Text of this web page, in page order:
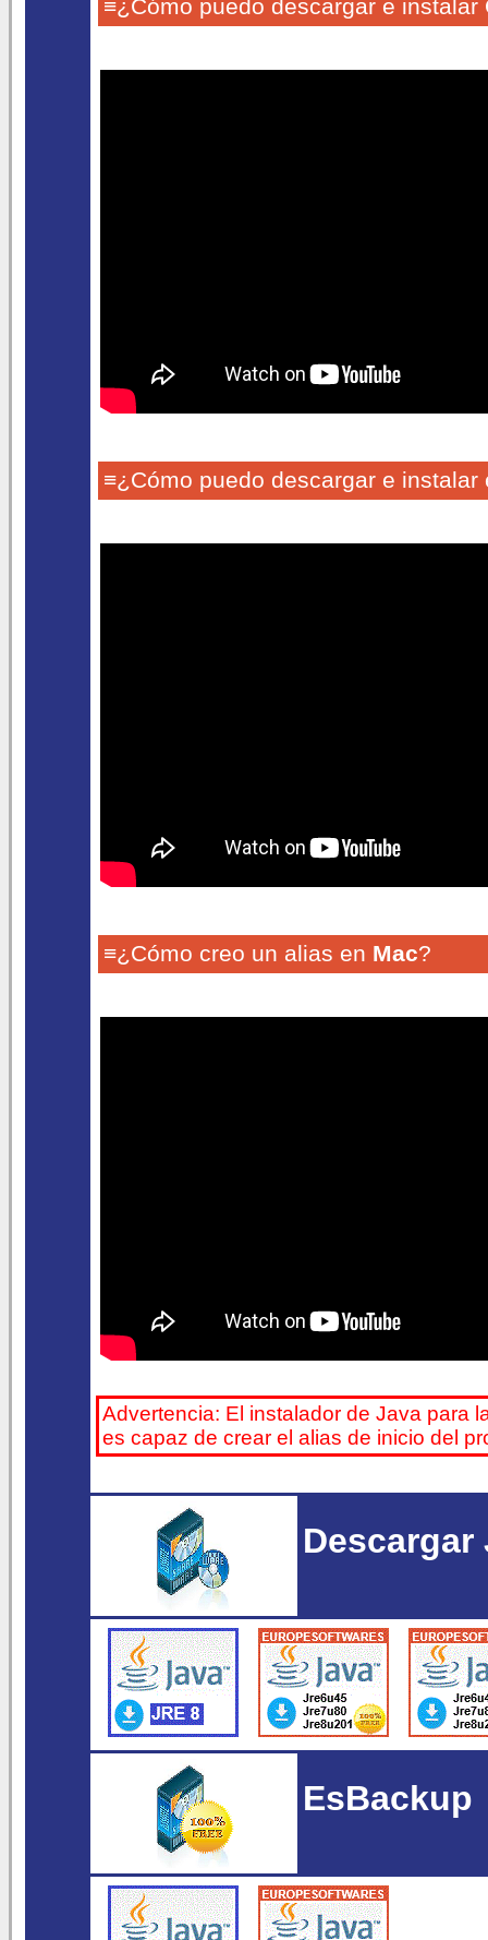
≡¿Cómo puedo descargar e
≡¿Cómo puedo descargar e
≡¿Cómo creo un alias en Mac?
Advertencia: El instalador de Java para
es capaz de crear el alias de inicio del
EsBackup